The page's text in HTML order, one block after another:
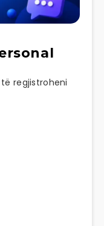
të regjistroheni